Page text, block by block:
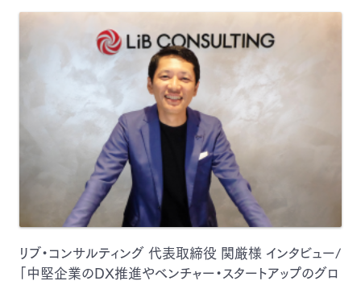
リブ・コンサルティング 代表取締役 関厳様 インタビュー/
「中堅企業のDX推進やベンチャー・スタートアップのグロ